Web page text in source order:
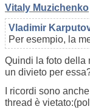
Vitaly Muzichenko
Vladimir
Per esempio, la
Quindi la foto della
un divieto per
I ricordi sono
thread è vietato: